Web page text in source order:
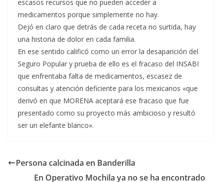
escasos recursos que no pueden acceder a
medicamentos porque simplemente no hay.
Dejó en claro que detrás de cada receta no surtida, hay
una historia de dolor en cada familia.
En ese sentido calificó como un error la desaparición del
Seguro Popular y prueba de ello es el fracaso del INSABI
que enfrentaba falta de medicamentos, escasez de
consultas y atención deficiente para los mexicanos «que
derivó en que MORENA aceptará ese fracaso que fue
presentado como su proyecto más ambicioso y resultó
ser un elefante blanco».
Persona calcinada en Banderilla
En Operativo Mochila ya no se ha encontrado